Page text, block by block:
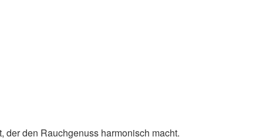
den Rauchgenuss harmonisch macht.